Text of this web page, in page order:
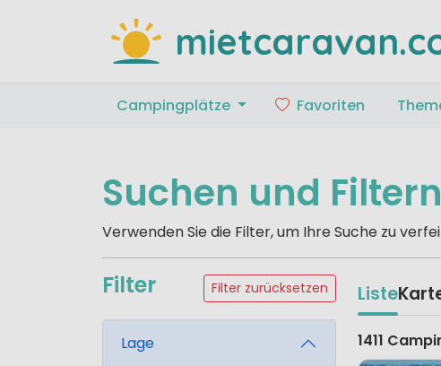
Campingplätze Favoriten
Suchen und Filtern
Verwenden Sie die Filter, um Ihre Suche zu
Filter Filter zurücksetzen
Lage
Liste
1411